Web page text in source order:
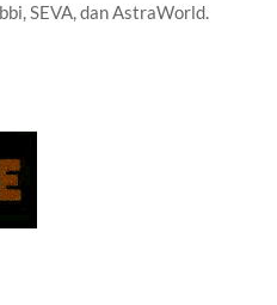
SEVA, dan AstraWorld.